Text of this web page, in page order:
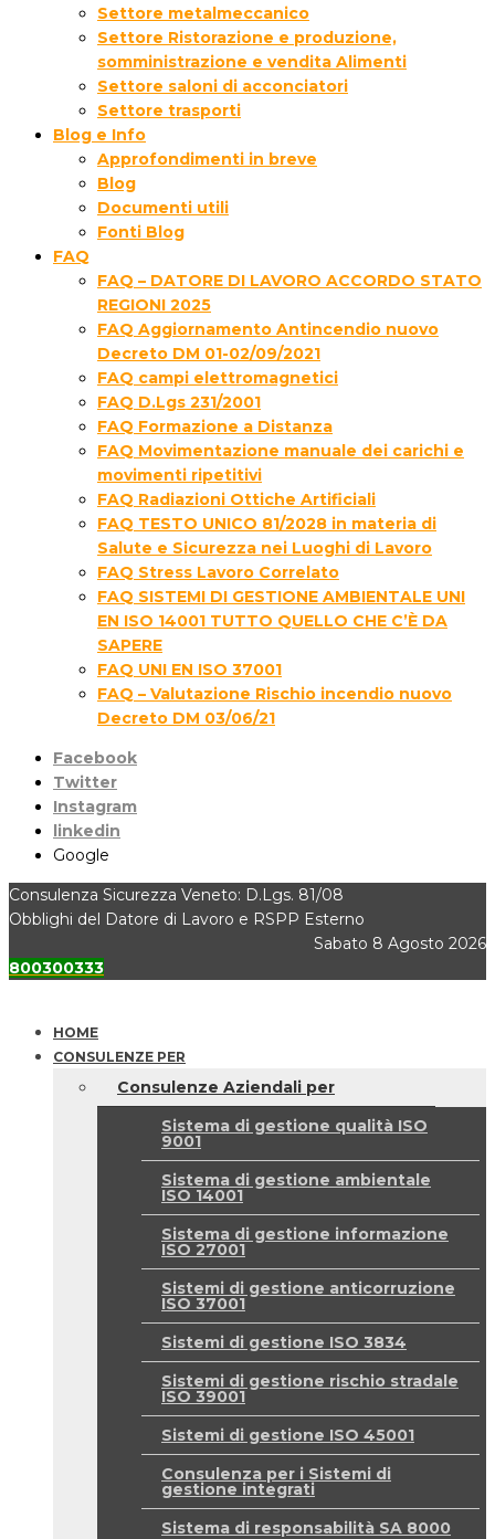
Settore metalmeccanico
Settore Ristorazione e produzione,
somministrazione e vendita Alimenti
Settore saloni di acconciatori
Settore trasporti
Blog e Info
Approfondimenti in breve
Blog
Documenti utili
Fonti Blog
FAQ
FAQ – DATORE DI LAVORO ACCORDO STATO
REGIONI 2025
FAQ Aggiornamento Antincendio nuovo
Decreto DM 01-02/09/2021
FAQ campi elettromagnetici
FAQ D.Lgs 231/2001
FAQ Formazione a Distanza
FAQ Movimentazione manuale dei carichi e
movimenti ripetitivi
FAQ Radiazioni Ottiche Artificiali
FAQ TESTO UNICO 81/2028 in materia di
Salute e Sicurezza nei Luoghi di Lavoro
FAQ Stress Lavoro Correlato
FAQ SISTEMI DI GESTIONE AMBIENTALE UNI
EN ISO 14001 TUTTO QUELLO CHE C’È DA
SAPERE
FAQ UNI EN ISO 37001
FAQ – Valutazione Rischio incendio nuovo
Decreto DM 03/06/21
Facebook
Twitter
Instagram
linkedin
Google
Consulenza Sicurezza Veneto: D.Lgs. 81/08
Obblighi del Datore di Lavoro e RSPP Esterno
Sabato 8 Agosto 2026
800300333
HOME
CONSULENZE PER
Consulenze Aziendali per
Sistema di gestione qualità ISO
9001
Sistema di gestione ambientale
ISO 14001
Sistema di gestione informazione
ISO 27001
Sistemi di gestione anticorruzione
ISO 37001
Sistemi di gestione ISO 3834
Sistemi di gestione rischio stradale
ISO 39001
Sistemi di gestione ISO 45001
Consulenza per i Sistemi di
gestione integrati
Sistema di responsabilità SA 8000